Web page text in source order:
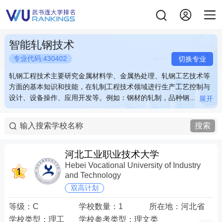
智能轧钢技术
专业代码:430402 切换专业
轧钢工程技术主要研究金属材料学、金属热处理、轧钢工艺技术等
方面的基本知识和技能，在轧制工程技术领域进行生产工艺控制与
设计、设备操作、应用开发等。例如：钢材的轧制，品种钢...
轧钢工程技术主要研究金属材料学、金属热处理、轧钢工艺技术等
方面的基本知识和技能，在轧制工程技术领域进行生产工艺控制与
设计、设备操作、应用开发等。例如：钢材的轧制，品种钢工艺方
键词：板带钢 型钢 轧机 轧钢
展开
轧钢工程技术主要研究金属材料学、金属热处理、轧钢工艺技术等
方面的基本知识和技能，在轧制工程技术领域进行生产工艺控制与
设计、设备操作、应用开发等。例如：钢材的轧制，品种钢...
轧钢工程技术主要研究金属材料学、金属热处理、轧钢工艺技术等
方面的基本知识和技能，在轧制工程技术领域进行生产工艺控制与
设计、设备操作、应用开发等。例如：钢材的轧制，品种钢工艺方
键词：板带钢 型钢 轧机 轧钢
展开
搜索
河北工业职业技术大学
Hebei Vocational University of Industry
and Technology
双高计划
等级： C 学校数量： 1 所在地： 河北省
学校类型： 理工 学校参考类型：理文类